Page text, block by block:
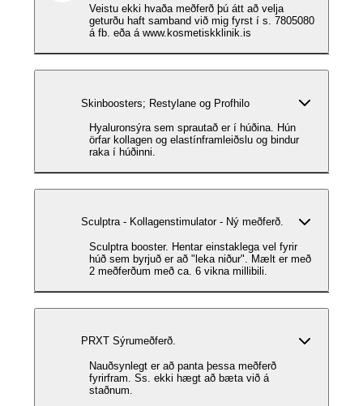
Veistu ekki hvaða meðferð þú átt að velja
geturðu haft samband við mig fyrst í s. 7805080
á fb. eða á www.kosmetiskklinik.is
Skinboosters; Restylane og Profhilo
Hyaluronsýra sem sprautað er í húðina. Hún
örfar kollagen og elastínframleiðslu og bindur
raka í húðinni.
Sculptra - Kollagenstimulator - Ný meðferð.
Sculptra booster. Hentar einstaklega vel fyrir
húð sem byrjuð er að "leka niður". Mælt er með
2 meðferðum með ca. 6 vikna millibili.
PRXT Sýrumeðferð.
Nauðsynlegt er að panta þessa meðferð
fyrirfram. Ss. ekki hægt að bæta við á
staðnum.